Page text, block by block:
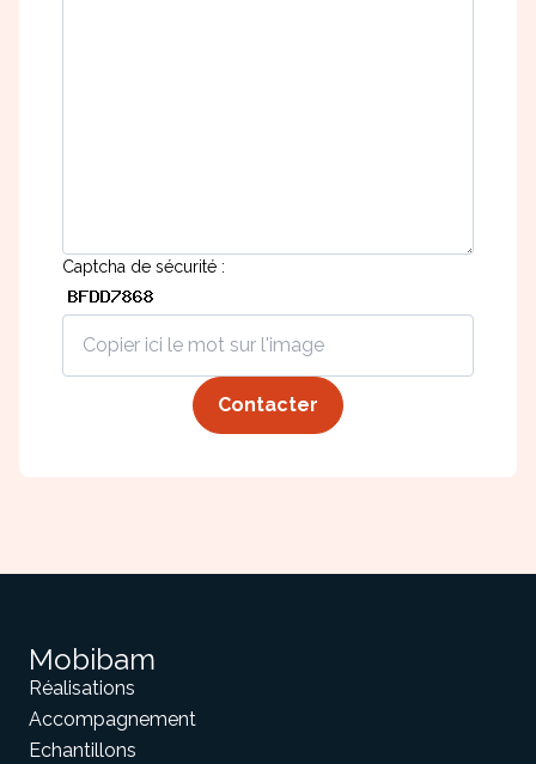
Captcha de sécurité :
Contacter
Mobibam
Réalisations
Accompagnement
Echantillons